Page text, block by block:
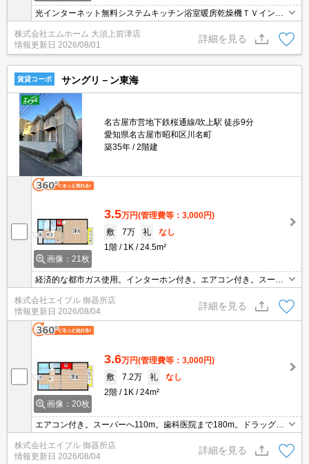
光インターネット無料システムキッチン浴室暖房乾燥機ＴＶインタ
ーホン温水洗浄便座
株式会社エムホーム 大須上前津店
情報更新日 2026/08/01
詳細を見る
賃貸コーポ サングリ－ン東海
名古屋市営地下鉄桜通線/吹上駅 徒歩9分
愛知県名古屋市昭和区川名町
築35年
2階建
画像：21枚
3.5万円(管理費等：3,000円)
敷
7万 礼
なし
1階
1K 24.5m²
経済的な都市ガス使用。インターホン付き。エアコン付き。スーパ
ーへ110m。ドラッグストアへ200m。ファミリーマートへ430m。
スーパーマックスバリューへ530m。セブンイレブンへ620m。
株式会社エイブル 御器所店
情報更新日 2026/08/04
詳細を見る
画像：20枚
3.6万円(管理費等：3,000円)
敷
7.2万 礼
なし
2階
1K 24m²
エアコン付き。スーパーへ110m。歯科医院まで180m。ドラッグス
トアへ200m。内科医院まで380m。ファミリーマートへ430m。ス
ーパーマックスバリューへ530m。郵便局へ810m。
株式会社エイブル 御器所店
情報更新日 2026/08/04
詳細を見る